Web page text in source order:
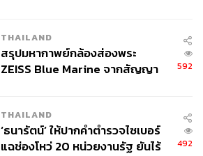
THAILAND
สรุปมหากาพย์กล้องส่องพระ
ZEISS Blue Marine จากสัญญา
จ่ายหนี้-แอบระบุแบรนด์
592
THAILAND
‘ธนารัตน์’ ให้ปากคำตำรวจไซเบอร์
แฉช่องโหว่ 20 หน่วยงานรัฐ ยันไร้
492